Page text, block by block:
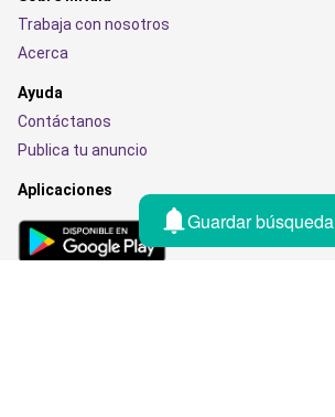
Guardar búsqueda
Trabaja con nosotros
Acerca
Ayuda
Contáctanos
Publica tu anuncio
Aplicaciones